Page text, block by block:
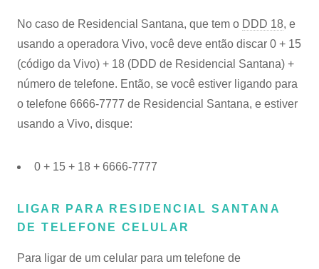
No caso de Residencial Santana, que tem o DDD 18, e
usando a operadora Vivo, você deve então discar 0 + 15
(código da Vivo) + 18 (DDD de Residencial Santana) +
número de telefone. Então, se você estiver ligando para
o telefone 6666-7777 de Residencial Santana, e estiver
usando a Vivo, disque:
0 + 15 + 18 + 6666-7777
LIGAR PARA RESIDENCIAL SANTANA
DE TELEFONE CELULAR
Para ligar de um celular para um telefone de